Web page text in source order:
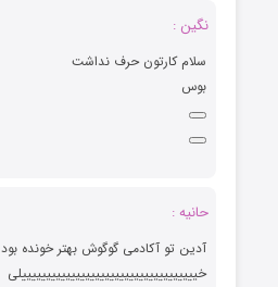
نگين :
سلام كارتون حرف نداشت
بوس
حانیه :
آدین تو آکادمی گوگوش بهتر خونده بود
خییییییییییییییییییییییییییییییییییییلی